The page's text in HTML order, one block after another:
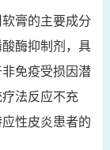
膏的主要成分
酶抑制剂，具
免疫受损因潜
法反应不充
性皮炎患者的